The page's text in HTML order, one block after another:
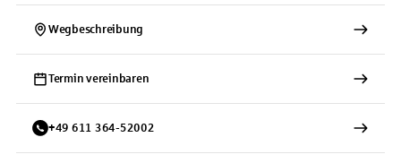
Wegbeschreibung
Termin vereinbaren
+49 611 364-52002